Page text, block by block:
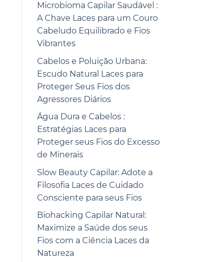
Microbioma Capilar Saudável :
A Chave Laces para um Couro
Cabeludo Equilibrado e Fios
Vibrantes
Cabelos e Poluição Urbana:
Escudo Natural Laces para
Proteger Seus Fios dos
Agressores Diários
Água Dura e Cabelos :
Estratégias Laces para
Proteger seus Fios do Excesso
de Minerais
Slow Beauty Capilar: Adote a
Filosofia Laces de Cuidado
Consciente para seus Fios
Biohacking Capilar Natural:
Maximize a Saúde dos seus
Fios com a Ciência Laces da
Natureza